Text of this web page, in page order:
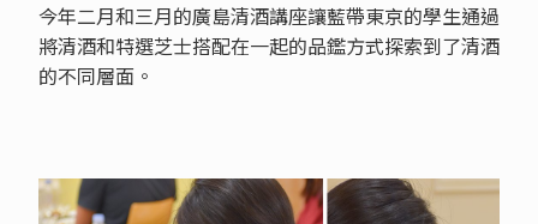
今年二月和三月的廣島清酒講座讓藍帶東京的學生通過
將清酒和特選芝士搭配在一起的品鑑方式探索到了清酒
的不同層面。